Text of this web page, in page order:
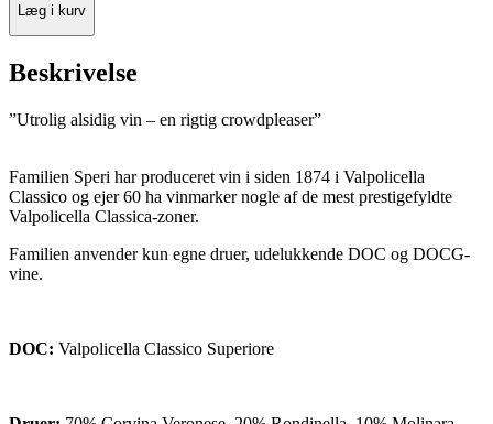
Læg i kurv
Beskrivelse
”Utrolig alsidig vin – en rigtig crowdpleaser”
Familien Speri har produceret vin i siden 1874 i Valpolicella
Classico og ejer 60 ha vinmarker nogle af de mest prestigefyldte
Valpolicella Classica-zoner.
Familien anvender kun egne druer, udelukkende DOC og DOCG-
vine.
DOC: Valpolicella Classico Superiore